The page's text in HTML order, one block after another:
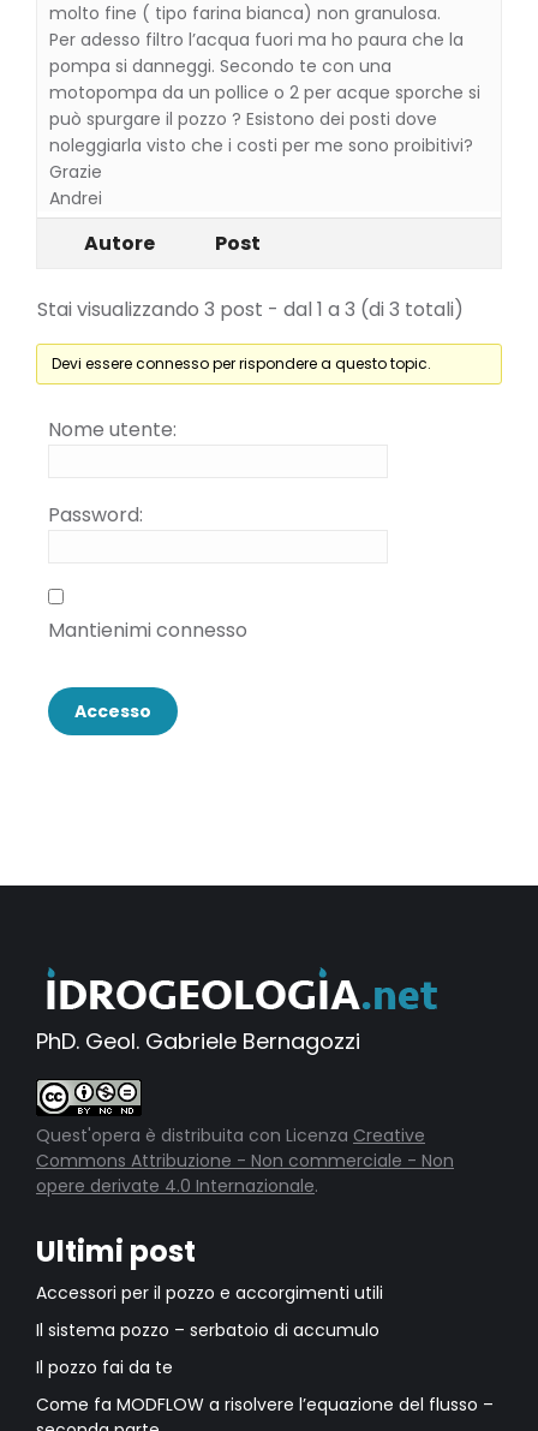
molto fine ( tipo farina bianca) non granulosa.
Per adesso filtro l’acqua fuori ma ho paura che la
pompa si danneggi. Secondo te con una
motopompa da un pollice o 2 per acque sporche si
può spurgare il pozzo ? Esistono dei posti dove
noleggiarla visto che i costi per me sono proibitivi?
Grazie
Andrei
Autore Post
Stai visualizzando 3 post - dal 1 a 3 (di 3 totali)
Devi essere connesso per rispondere a questo topic.
Nome utente:
Password:
Mantienimi connesso
Accesso
PhD. Geol. Gabriele Bernagozzi
Quest'opera è distribuita con Licenza Creative
Commons Attribuzione - Non commerciale - Non
opere derivate 4.0 Internazionale.
Ultimi post
Accessori per il pozzo e accorgimenti utili
Il sistema pozzo – serbatoio di accumulo
Il pozzo fai da te
Come fa MODFLOW a risolvere l’equazione del flusso –